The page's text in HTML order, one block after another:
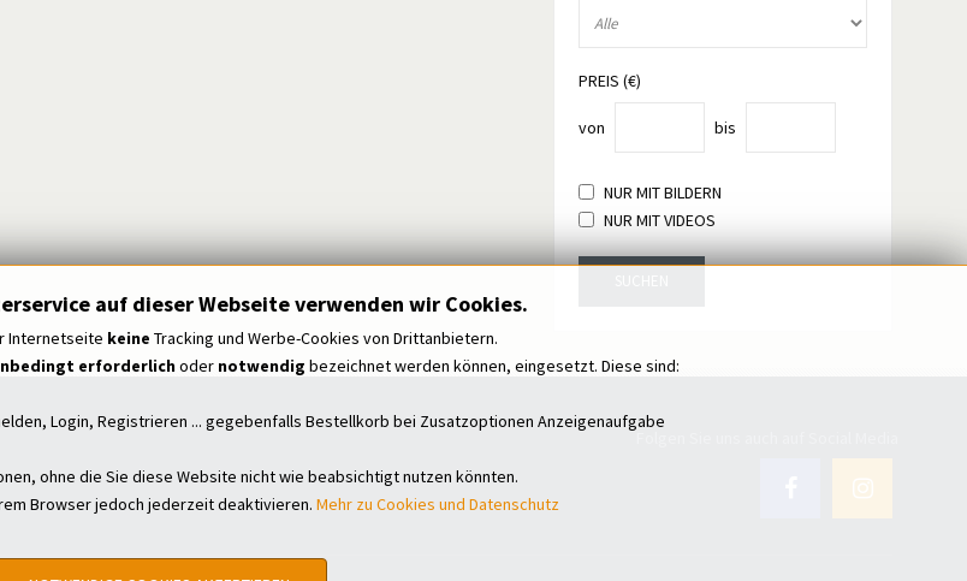
PREIS (€)
von bis
NUR MIT BILDERN
NUR MIT VIDEOS
auf dieser Webseite verwenden wir Cookies.
Internetseite keine Tracking und Werbe-Cookies von Drittanbietern.
erforderlichoder notwendig bezeichnet werden können, eingesetzt. Diese sind:
Login, Registrieren ... gegebenfalls Bestellkorb bei Zusatzoptionen Anzeigenaufgabe
ohne die Sie diese Website nicht wie beabsichtigt nutzen könnten.
Browser jedoch jederzeit deaktivieren. Mehr zu Cookies und Datenschutz